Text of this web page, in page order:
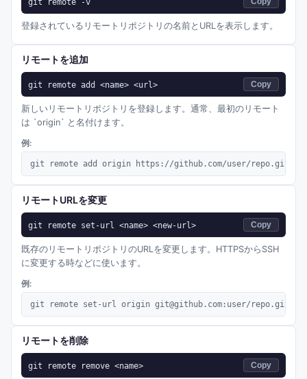
登録されているリモートリポジトリの名前とURLを表示します。
リモートを追加
git remote add <name> <url> Copy
新しいリモートリポジトリを登録します。通常、最初のリモート
は `origin` と名付けます。
例:
git remote add origin https://github.com/user/repo.git
リモートURLを変更
git remote set-url <name> <new-url> Copy
既存のリモートリポジトリのURLを変更します。HTTPSからSSH
に変更する時などに使います。
例:
git remote set-url origin git@github.com:user/repo.git
リモートを削除
git remote remove <name> Copy